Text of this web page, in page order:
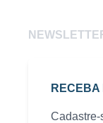
RECEBA